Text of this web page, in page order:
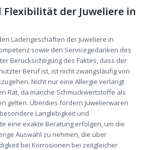
Flexibilität der Juweliere in
Ladengeschäften der Juweliere in
sowie den Servicegedanken des
Berücksichtigung des Faktes, dass der
Beruf ist, ist nicht zwangsläufig von
Nicht nur eine Allergie verlangt
Rat, da manche Schmuckwertstoffe als
gelten. Überdies fordern Juwelierwaren
Langlebigkeit und
eine exakte Beratung erfolgen, um die
Auswahl zu nehmen, die über
bei Korrosionen bei zeitgleicher